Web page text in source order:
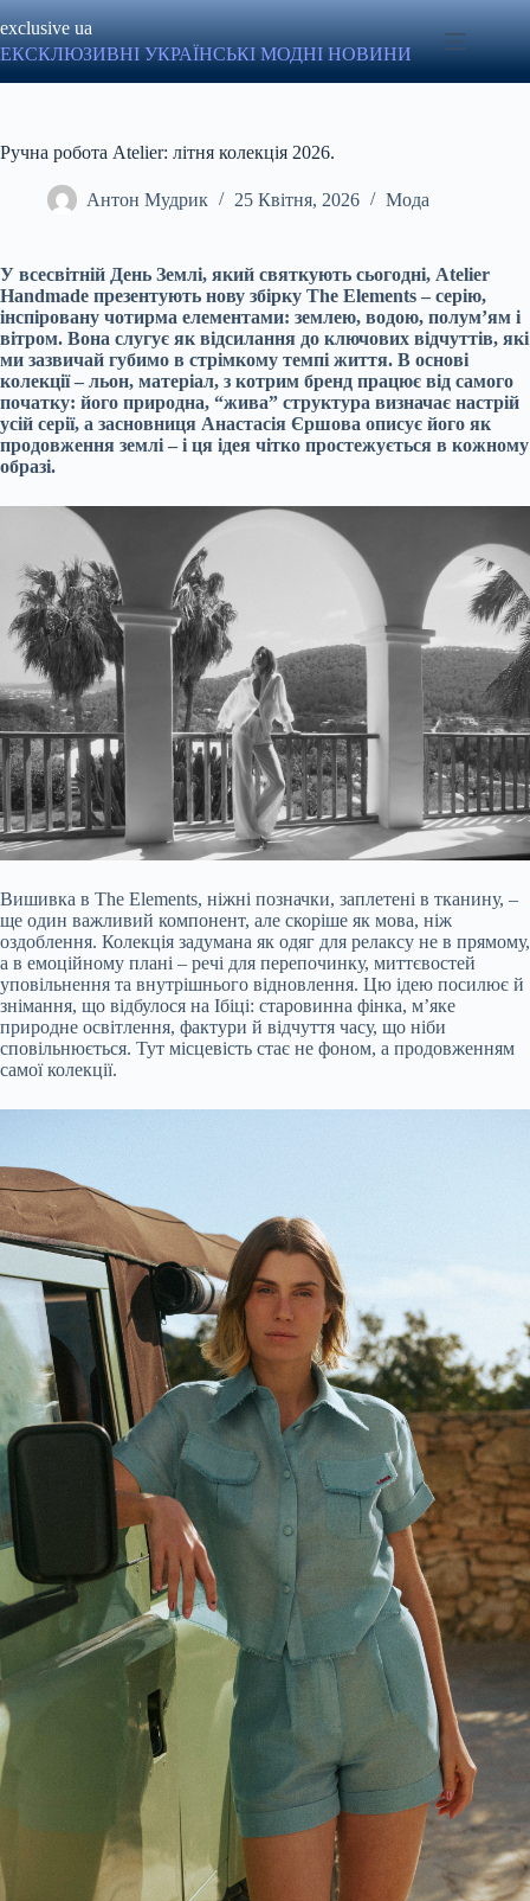
до
вмісту
exclusive ua
ЕКСКЛЮЗИВНІ УКРАЇНСЬКІ МОДНІ НОВИНИ
Ручна робота Atelier: літня колекція 2026.
Антон Мудрик 25 Квітня, 2026 Мода
У всесвітній День Землі, який святкують сьогодні, Atelier
Handmade презентують нову збірку The Elements – серію,
інспіровану чотирма елементами: землею, водою, полум’ям і
вітром. Вона слугує як відсилання до ключових відчуттів, які
ми зазвичай губимо в стрімкому темпі життя. В основі
колекції – льон, матеріал, з котрим бренд працює від самого
початку: його природна, “жива” структура визначає настрій
усій серії, а засновниця Анастасія Єршова описує його як
продовження землі – і ця ідея чітко простежується в кожному
образі.
Вишивка в The Elements, ніжні позначки, заплетені в тканину, –
ще один важливий компонент, але скоріше як мова, ніж
оздоблення. Колекція задумана як одяг для релаксу не в прямому,
а в емоційному плані – речі для перепочинку, миттєвостей
уповільнення та внутрішнього відновлення. Цю ідею посилює й
знімання, що відбулося на Ібіці: старовинна фінка, м’яке
природне освітлення, фактури й відчуття часу, що ніби
сповільнюється. Тут місцевість стає не фоном, а продовженням
самої колекції.